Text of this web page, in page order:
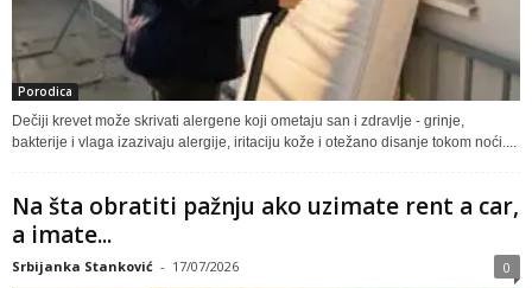
Porodica
Dečiji krevet može skrivati alergene koji ometaju san i zdravlje - grinje,
bakterije i vlaga izazivaju alergije, iritaciju kože i otežano disanje tokom noći....
Na šta obratiti pažnju ako uzimate rent a car,
a imate...
Srbijanka Stanković - 17/07/2026 0